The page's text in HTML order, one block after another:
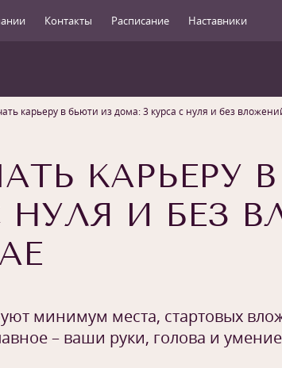
Контакты Расписание Наставники
карьеру в бьюти из дома: 3 курса с нуля и без
КАРЬЕРУ
НУЛЯ И БЕЗ
минимум места, стартовых
– ваши руки, голова и умение